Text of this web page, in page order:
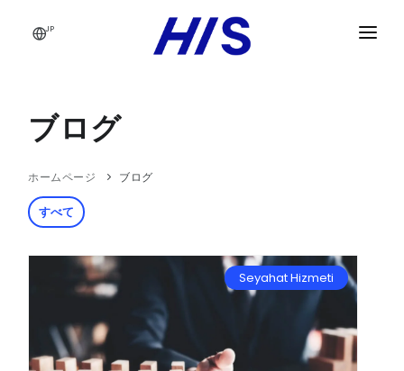
JP
法人向け旅行サービス
ビジネス旅行経験
トラベラーケア
旅行マネージャー
旅行貯蓄プログラム
旅行サービス
グローバルサプライヤーネットワーク
企業規模別ソリューション
中小企業および中規模企業
グローバル企業とホールディングス
業界別ソリューション
海事業界は
繊維産業
会議・イベント管理
ジャパンレールパス
JAPAN TRAVEL
ブログ
ブログ
ホームページ ブログ
すべて
Seyahat Hizmeti